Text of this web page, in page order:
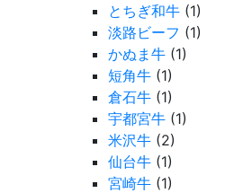
とちぎ和牛 (1)
淡路ビーフ (1)
かぬま牛 (1)
短角牛 (1)
倉石牛 (1)
宇都宮牛 (1)
米沢牛 (2)
仙台牛 (1)
宮崎牛 (1)